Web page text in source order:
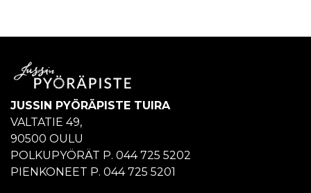
JUSSIN PYÖRÄPISTE TUIRA
VALTATIE 49,
90500 OULU
POLKUPYÖRÄT P. 044 725 5202
PIENKONEET P. 044 725 5201